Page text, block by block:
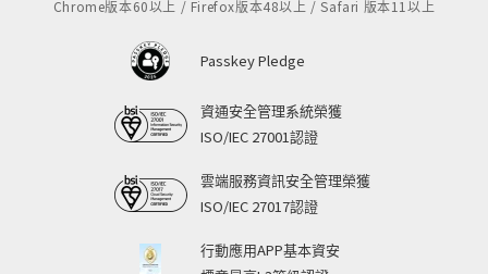
Chrome版本60以上 / Firefox版本48以上 / Safari 版本11以上
Passkey Pledge
資通安全管理系統榮獲
ISO/IEC 27001認證
雲端服務資訊安全管理榮獲
ISO/IEC 27017認證
行動應用APP基本資安